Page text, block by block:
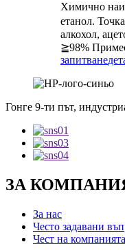
Химично
етанол.
алкохол,
≧98%
запитване
Гонге 9-ти път,
ЗА
За нас
Често задавани
Чест на компанията